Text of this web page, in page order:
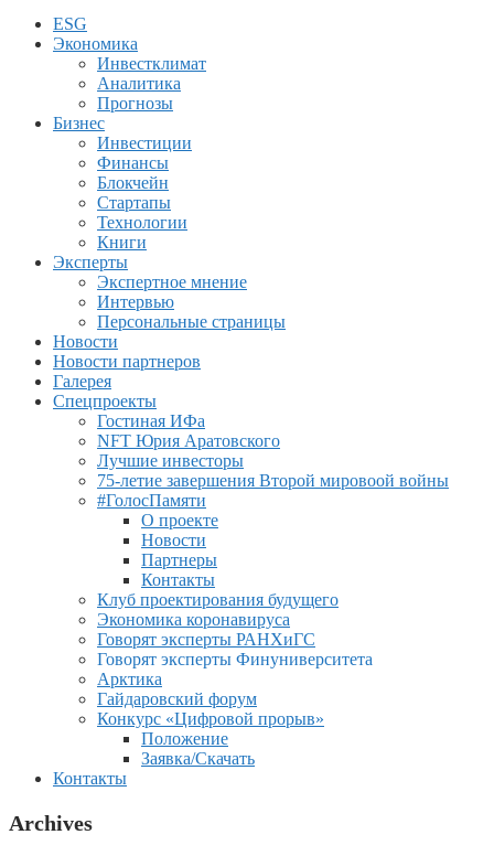
ESG
Экономика
Инвестклимат
Аналитика
Прогнозы
Бизнес
Инвестиции
Финансы
Блокчейн
Стартапы
Технологии
Книги
Эксперты
Экспертное мнение
Интервью
Персональные страницы
Новости
Новости партнеров
Галерея
Спецпроекты
Гостиная ИФа
NFT Юрия Аратовского
Лучшие инвесторы
75-летие завершения Второй мировоой войны
#ГолосПамяти
О проекте
Новости
Партнеры
Контакты
Клуб проектирования будущего
Экономика коронавируса
Говорят эксперты РАНХиГС
Говорят эксперты Финуниверситета
Арктика
Гайдаровский форум
Конкурс «Цифровой прорыв»
Положение
Заявка/Скачать
Контакты
Archives